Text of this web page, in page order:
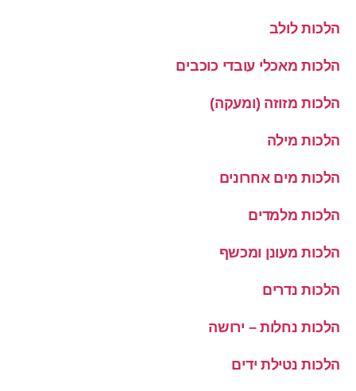
הלכות לולב
הלכות מאכלי עובדי כוכבים
הלכות מזוזה (ומעקה)
הלכות מילה
הלכות מים אחרונים
הלכות מלמדים
הלכות מעונן ומכשף
הלכות נדרים
הלכות נחלות – ירושה
הלכות נטילת ידים